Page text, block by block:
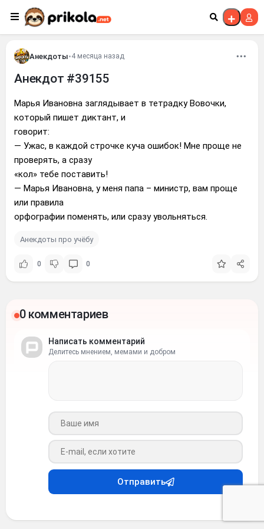
Перейти к контенту
Анекдоты•4 месяца назад
Анекдот #39155
Марья Ивановна заглядывает в тетрадку Вовочки,
который пишет диктант, и
говорит:
— Ужас, в каждой строчке куча ошибок! Мне проще не
проверять, а сразу
«кол» тебе поставить!
— Марья Ивановна, у меня папа – министр, вам проще
или правила
орфографии поменять, или сразу увольняться.
Анекдоты про учёбу
0 0
0 комментариев
Написать комментарий
Делитесь мнением, мемами и добром
Ваше имя
Ваш e-mail
Отправить